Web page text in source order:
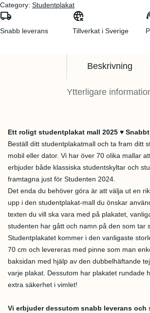
Category: Studentplakat
local_shipping
Snabb leverans
captive_portal
Tillverkat i Sverige
Beskrivning
Ytterligare
Ett roligt studentplakat mall 2025 ♥
Beställ ditt studentplakatmall och ta fram ditt
mobil eller dator. Vi har över 70 olika mallar
erbjuder både klassiska studentskyltar och
framtagna just för Studenten 2024.
Det enda du behöver göra är att välja ut en
upp i den studentplakat-mall du önskar
texten du vill ska vara med på plakatet,
studenten har gått och namn på den som tar
Studentplakatet kommer i den vanligaste
70 cm och levereras med pinne som man
baksidan med hjälp av den dubbelhäftande
varje plakat. Dessutom har plakatet rundade
extra säkerhet i vimlet!
Vi erbjuder dessutom snabb leverans och